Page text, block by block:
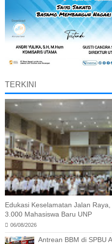
TERKINI
Edukasi Keselamatan Jalan
3.000 Mahasiswa Baru UNP
06/08/2026
Antrean BBM di SPBU